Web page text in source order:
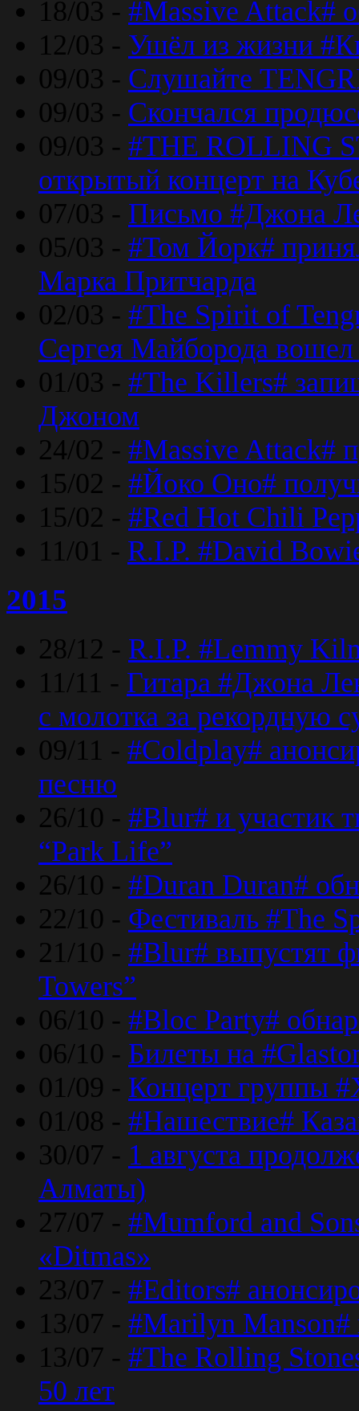
18/03 - #Massive Attack#
12/03 - Ушёл из жизни
09/03 - Слушайте
09/03 - Скончался
09/03 - #THE ROLLING
открытый концерт на
07/03 - Письмо #Джона
05/03 - #Том Йорк#
Марка Притчарда
02/03 - #The Spirit of
Сергея Майборода
01/03 - #The Killers#
Джоном
24/02 - #Massive Attack#
15/02 - #Йоко Оно#
15/02 - #Red Hot Chili
11/01 - R.I.P. #David
2015
28/12 - R.I.P. #Lemmy
11/11 - Гитара #Джона
с молотка за рекордную
09/11 - #Coldplay#
песню
26/10 - #Blur# и участик
“Park Life”
26/10 - #Duran Duran#
22/10 - Фестиваль #The
21/10 - #Blur# выпустят
Towers”
06/10 - #Bloc Party#
06/10 - Билеты на
01/09 - Концерт группы
01/08 - #Нашествие#
30/07 - 1 августа
Алматы)
27/07 - #Mumford and
«Ditmas»
23/07 - #Editors#
13/07 - #Marilyn Manson#
13/07 - #The Rolling
50 лет